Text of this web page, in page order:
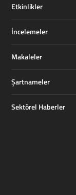
Etkinlikler
İncelemeler
Makaleler
Şartnameler
Sektörel Haberler